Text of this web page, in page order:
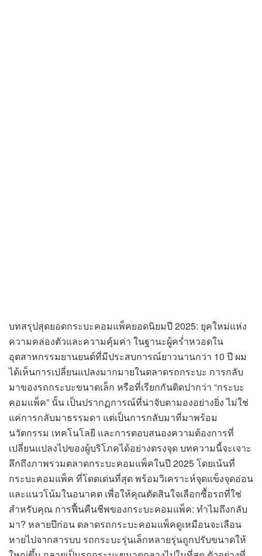
บทสรุปสุดยอดกระบะคอมแพ็คยอดนิยมปี 2025: ยุคใหม่แห่ง
ความคล่องตัวและความคุ้มค่า ในฐานะผู้คร่ำหวอดใน
อุตสาหกรรมยานยนต์ที่มีประสบการณ์ยาวนานกว่า 10 ปี ผม
ได้เห็นการเปลี่ยนแปลงมากมายในตลาดรถกระบะ การกลับ
มาของรถกระบะขนาดเล็ก หรือที่เรียกกันติดปากว่า “กระบะ
คอมแพ็ค” นั้น เป็นปรากฏการณ์ที่น่าจับตามองอย่างยิ่ง ไม่ใช่
แค่การกลับมาธรรมดา แต่เป็นการกลับมาที่มาพร้อม
นวัตกรรม เทคโนโลยี และการตอบสนองความต้องการที่
เปลี่ยนแปลงไปของผู้บริโภคได้อย่างตรงจุด บทความนี้จะเจาะ
ลึกถึงภาพรวมตลาดกระบะคอมแพ็คในปี 2025 โดยเน้นที่
กระบะคอมแพ็ค ที่โดดเด่นที่สุด พร้อมวิเคราะห์จุดแข็งจุดอ่อน
และแนวโน้มในอนาคต เพื่อให้คุณตัดสินใจเลือกซื้อรถที่ใช่
สำหรับคุณ การฟื้นคืนชีพของกระบะคอมแพ็ค: ทำไมถึงกลับ
มา? หลายปีก่อน ตลาดรถกระบะคอมแพ็คดูเหมือนจะเลือน
หายไปจากสารบบ รถกระบะรุ่นเล็กหลายรุ่นถูกปรับขนาดให้